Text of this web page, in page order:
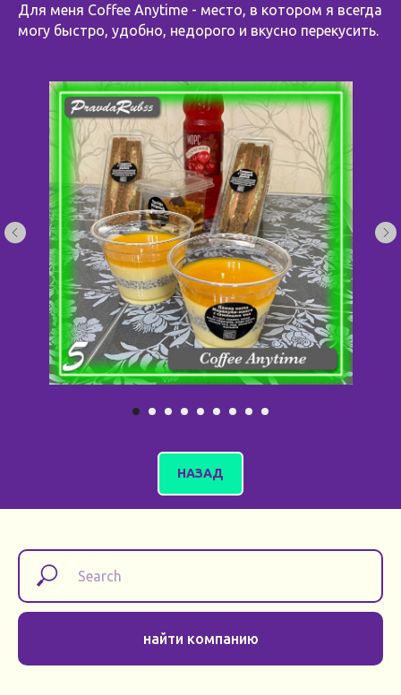
Для меня Coffee Anytime - место, в котором я всегда
могу быстро, удобно, недорого и вкусно перекусить.
НАЗАД
найти компанию